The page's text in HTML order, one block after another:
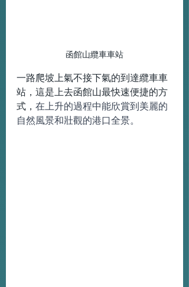
函館山纜車車站
一路爬坡上氣不接下氣的到達纜車車
站，這是上去函館山最快速便捷的方
式， 在上升的過程中能欣賞到美麗的
自然風景和壯觀的港口全景。